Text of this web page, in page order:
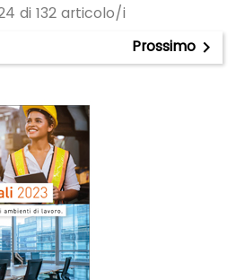
di 132 articolo/i
Prossimo 